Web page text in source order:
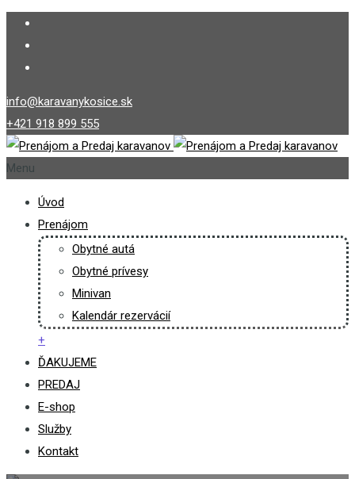
info@karavanykosice.sk
+421 918 899 555
Menu
Úvod
Prenájom
Obytné autá
Obytné prívesy
Minivan
Kalendár rezervácií
+
ĎAKUJEME
PREDAJ
E-shop
Služby
Kontakt